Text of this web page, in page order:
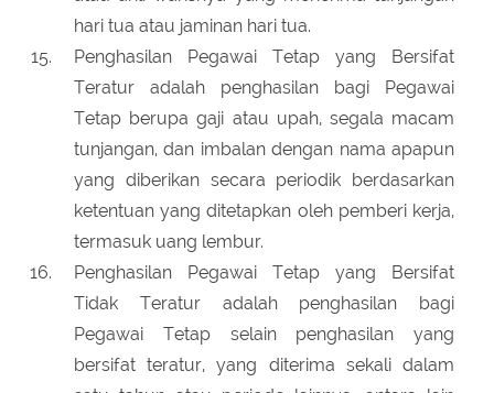
hari tua atau jaminan hari tua.
Penghasilan Pegawai Tetap yang Bersifat
Teratur adalah penghasilan bagi Pegawai
Tetap berupa gaji atau upah, segala macam
tunjangan, dan imbalan dengan nama apapun
yang diberikan secara periodik berdasarkan
ketentuan yang ditetapkan oleh pemberi kerja,
termasuk uang lembur.
Penghasilan Pegawai Tetap yang Bersifat
Tidak Teratur adalah penghasilan bagi
Pegawai Tetap selain penghasilan yang
bersifat teratur, yang diterima sekali dalam